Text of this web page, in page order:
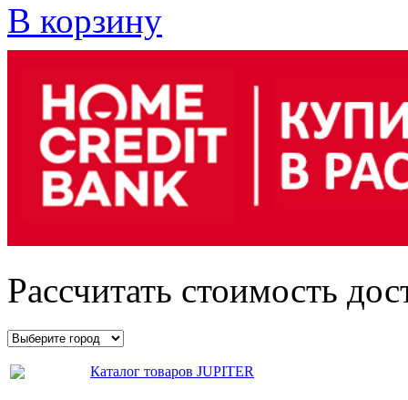
В корзину
Рассчитать стоимость
Каталог товаров JUPITER